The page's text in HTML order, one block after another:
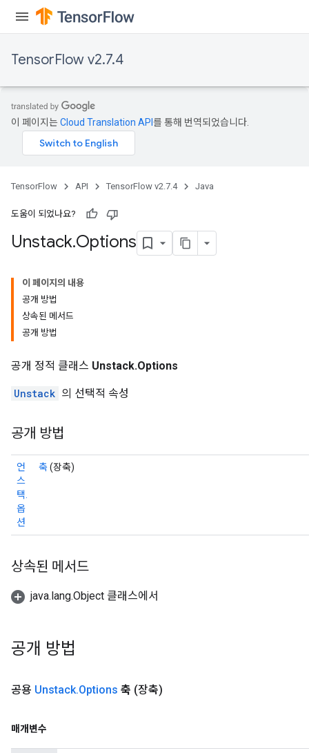
TensorFlow v2.7.4
이 페이지는Cloud Translation API 를 통해 번역되었습니다.
TensorFlow API TensorFlow v2.7.4 Java
도움이 되었나요?
Unstack.Options
이 페이지의 내용
공개 방법
상속된 메서드
공개 방법
공개 정적 클래스 Unstack.Options
Unstack 의 선택적 속성
공개 방법
언
스
택.
옵
션
축(장축)
상속된 메서드
java.lang.Object 클래스에서
공개 방법
공용 Unstack.Options 축 (장축)
매개변수